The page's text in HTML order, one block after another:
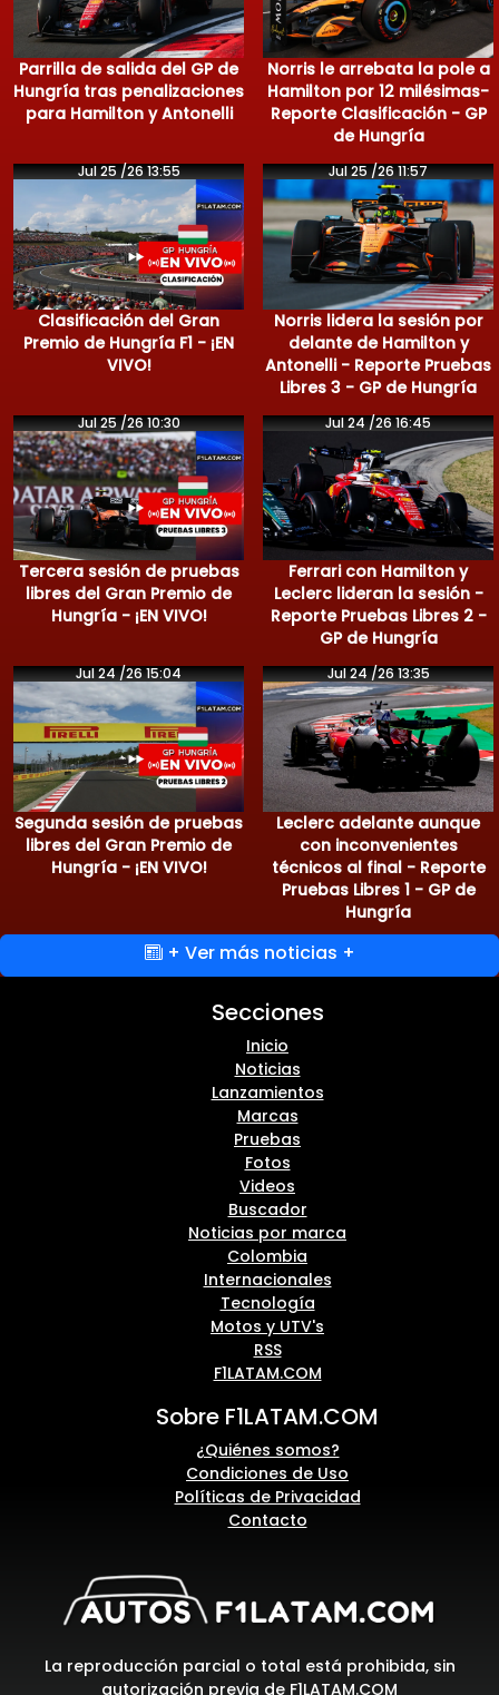
Parrilla de salida del GP de
Hungría tras penalizaciones
para Hamilton y Antonelli
Norris le arrebata la pole a
Hamilton por 12 milésimas-
Reporte Clasificación - GP
de Hungría
Jul 25 /26 13:55
Clasificación del Gran
Premio de Hungría F1 - ¡EN
VIVO!
Jul 25 /26 11:57
Norris lidera la sesión por
delante de Hamilton y
Antonelli - Reporte Pruebas
Libres 3 - GP de Hungría
Jul 25 /26 10:30
Tercera sesión de pruebas
libres del Gran Premio de
Hungría - ¡EN VIVO!
Jul 24 /26 16:45
Ferrari con Hamilton y
Leclerc lideran la sesión -
Reporte Pruebas Libres 2 -
GP de Hungría
Jul 24 /26 15:04
Segunda sesión de pruebas
libres del Gran Premio de
Hungría - ¡EN VIVO!
Jul 24 /26 13:35
Leclerc adelante aunque
con inconvenientes
técnicos al final - Reporte
Pruebas Libres 1 - GP de
Hungría
+ Ver más noticias +
Secciones
Inicio
Noticias
Lanzamientos
Marcas
Pruebas
Fotos
Videos
Buscador
Noticias por marca
Colombia
Internacionales
Tecnología
Motos y UTV's
RSS
F1LATAM.COM
Sobre F1LATAM.COM
¿Quiénes somos?
Condiciones de Uso
Políticas de Privacidad
Contacto
La reproducción parcial o total está prohibida, sin
autorización previa de F1LATAM.COM